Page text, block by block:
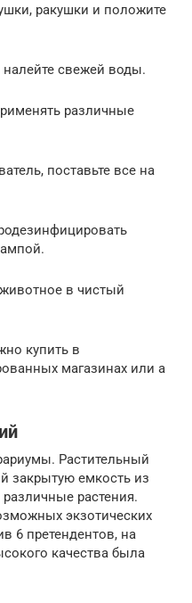
ракушки и положите
налейте свежей воды.
различные
поставьте все на
в чистый
купить в
магазинах или а
Растительный
закрытую емкость из
растения.
экзотических
6 претендентов, на
качества была